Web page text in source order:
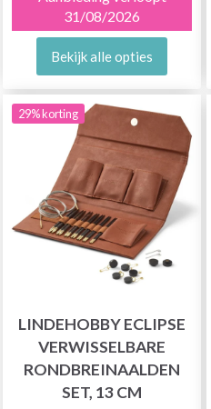
31/08/2026
Bekijk alle opties
29% korting
LINDEHOBBY ECLIPSE
VERWISSELBARE
RONDBREINAALDEN
SET, 13 CM